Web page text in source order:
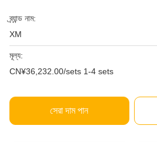
ব্র্যান্ড নাম:
XM
মূল্য:
CN¥36,232.00/sets 1-4 sets
সেরা দাম পান